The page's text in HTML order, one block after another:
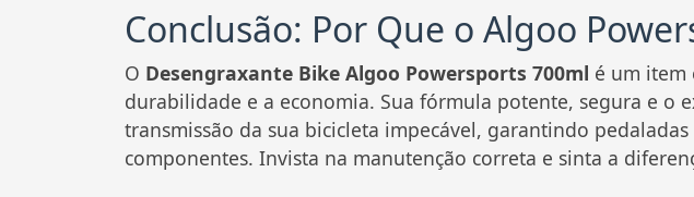
Conclusão: Por Que o Algoo
O Desengraxante Bike Algoo Powersports 700ml é um item
durabilidade e a economia. Sua fórmula potente, segura e o
transmissão da sua bicicleta impecável, garantindo
componentes. Invista na manutenção correta e sinta a